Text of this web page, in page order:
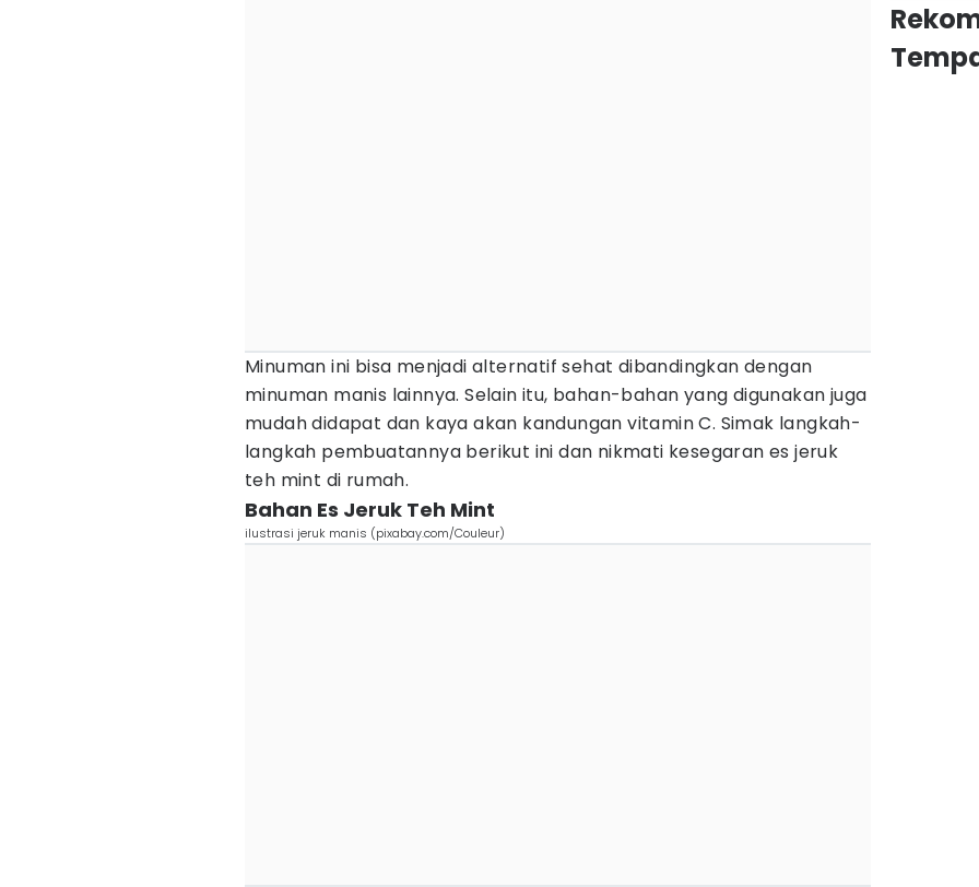
Minuman ini bisa menjadi alternatif sehat dibandingkan dengan
minuman manis lainnya. Selain itu, bahan-bahan yang digunakan juga
mudah didapat dan kaya akan kandungan vitamin C. Simak langkah-
langkah pembuatannya berikut ini dan nikmati kesegaran es jeruk
teh mint di rumah.
Bahan Es Jeruk Teh Mint
ilustrasi jeruk manis (pixabay.com/Couleur)